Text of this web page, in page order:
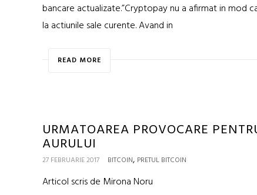
bancare actualizate.”Cryptopay nu a afirmat in mod
la actiunile sale curente. Avand in
READ MORE
URMATOAREA PROVOCARE
AURULUI
27 FEBRUARIE 2017 BITCOIN, PRETUL BITCOIN
Articol scris de Mirona Noru